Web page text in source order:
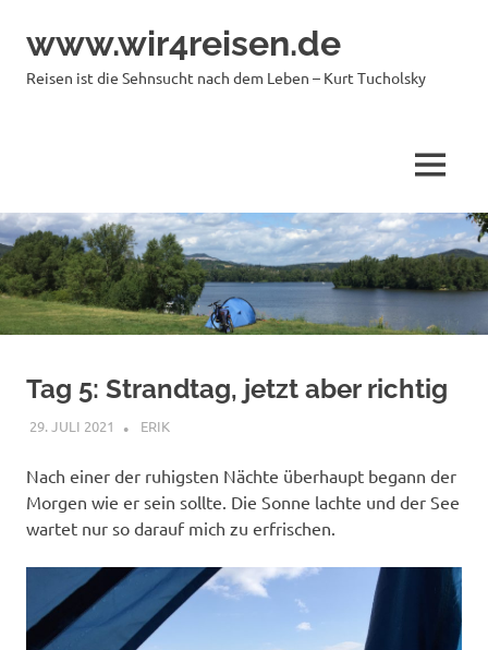
Inhaltwww.wir4reisen.de
Reisen ist die Sehnsucht nach dem Leben – Kurt Tucholsky
MENÜ
Tag 5: Strandtag, jetzt aber richtig
29. JULI 2021 ERIKALLGEMEIN
Nach einer der ruhigsten Nächte überhaupt begann der
Morgen wie er sein sollte. Die Sonne lachte und der See
wartet nur so darauf mich zu erfrischen.